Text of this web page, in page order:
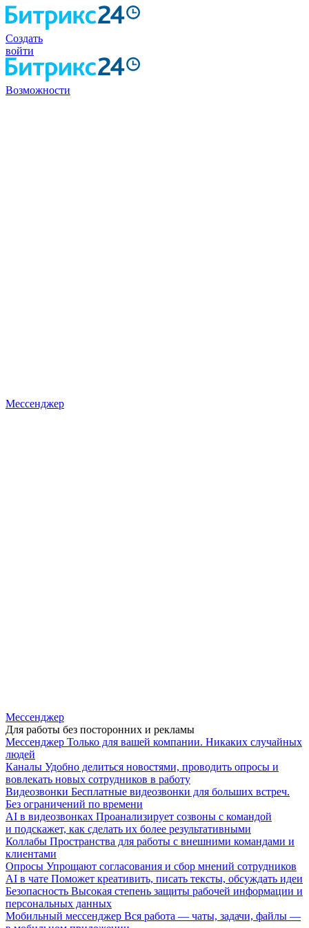
Создать
войти
Возможности
Мессенджер
Мессенджер
Для работы без посторонних и рекламы
Мессенджер Только для вашей компании. Никаких случайных
людей
Каналы Удобно делиться новостями, проводить опросы и
вовлекать новых сотрудников в работу
Видеозвонки Бесплатные видеозвонки для больших встреч.
Без ограничений по времени
AI в видеозвонках Проанализирует созвоны с командой
и подскажет, как сделать их более результативными
Коллабы Пространства для работы с внешними командами и
клиентами
Опросы Упрощают согласования и сбор мнений сотрудников
AI в чате Поможет креативить, писать тексты, обсуждать идеи
Безопасность Высокая степень защиты рабочей информации и
персональных данных
Мобильный мессенджер Вся работа — чаты, задачи, файлы —